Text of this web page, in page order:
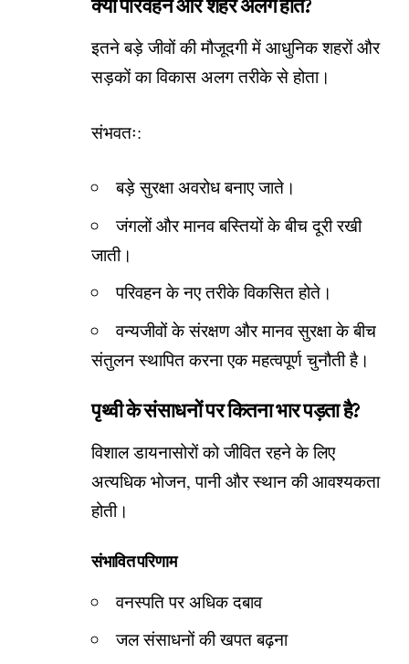
क्या परिवहन और शहर अलग होते?
इतने बड़े जीवों की मौजूदगी में आधुनिक शहरों और
सड़कों का विकास अलग तरीके से होता।
संभवतः:
बड़े सुरक्षा अवरोध बनाए जाते।
जंगलों और मानव बस्तियों के बीच दूरी रखी
जाती।
परिवहन के नए तरीके विकसित होते।
वन्यजीवों के संरक्षण और मानव सुरक्षा के बीच
संतुलन स्थापित करना एक महत्वपूर्ण चुनौती है।
पृथ्वी के संसाधनों पर कितना भार पड़ता है?
विशाल डायनासोरों को जीवित रहने के लिए
अत्यधिक भोजन, पानी और स्थान की आवश्यकता
होती।
संभावित परिणाम
वनस्पति पर अधिक दबाव
जल संसाधनों की खपत बढ़ना